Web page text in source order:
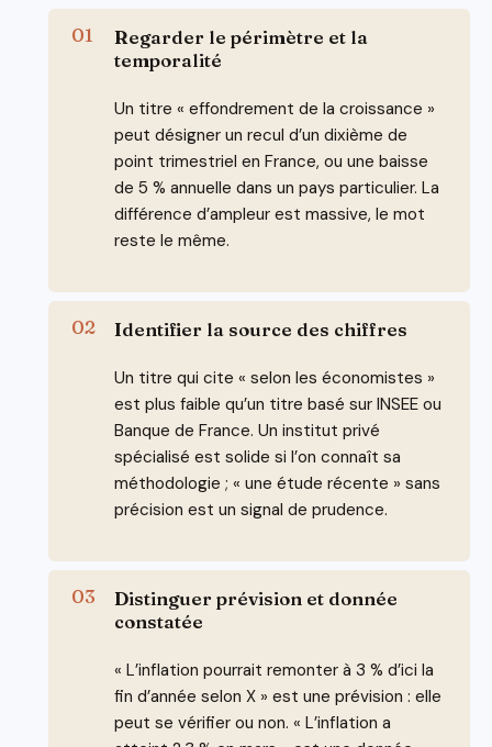
Regarder le périmètre et la
temporalité
Un titre « effondrement de la croissance »
peut désigner un recul d’un dixième de
point trimestriel en France, ou une baisse
de 5 % annuelle dans un pays particulier. La
différence d’ampleur est massive, le mot
reste le même.
Identifier la source des chiffres
Un titre qui cite « selon les économistes »
est plus faible qu’un titre basé sur INSEE ou
Banque de France. Un institut privé
spécialisé est solide si l’on connaît sa
méthodologie ; « une étude récente » sans
précision est un signal de prudence.
Distinguer prévision et donnée
constatée
« L’inflation pourrait remonter à 3 % d’ici la
fin d’année selon X » est une prévision : elle
peut se vérifier ou non. « L’inflation a